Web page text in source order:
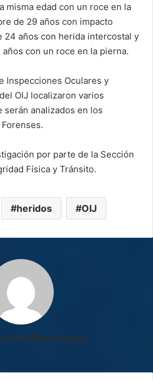
misma edad con un roce en la
de 29 años con impacto
24 años con herida intercostal y
con un roce en la pierna.
Inspecciones Oculares y
OIJ localizaron varios
analizados en los
por parte de la Sección
Física y Tránsito.
heridos OIJ
Rojas